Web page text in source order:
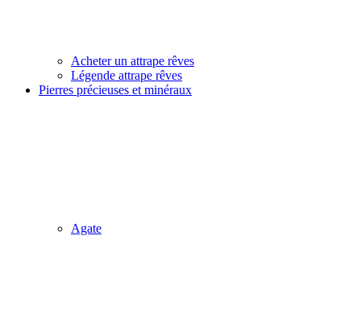
Acheter un attrape rêves
Légende attrape rêves
Pierres précieuses et minéraux
Agate